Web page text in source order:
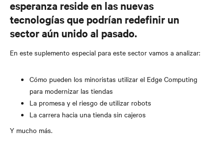
esperanza reside en las nuevas
tecnologías que podrían redefinir un
sector aún unido al pasado.
En este suplemento especial para este sector vamos a analizar:
Cómo pueden los minoristas utilizar el Edge Computing
para modernizar las tiendas
La promesa y el riesgo de utilizar robots
La carrera hacia una tienda sin cajeros
Y mucho más.